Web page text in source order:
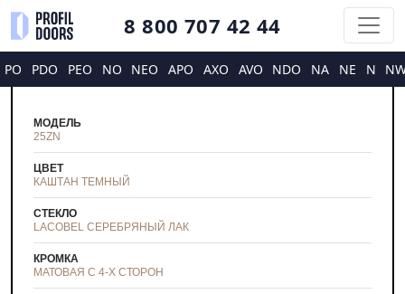
8 800 707 42 44
PO PDO PEO NO NEO APO AXO AVO NDO NA NE N
МОДЕЛЬ
25ZN
ЦВЕТ
КАШТАН ТЕМНЫЙ
СТЕКЛО
LACOBEL СЕРЕБРЯНЫЙ ЛАК
КРОМКА
МАТОВАЯ С 4-Х СТОРОН